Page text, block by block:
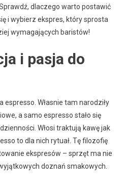
dlaczego warto postawić
i wybierz ekspres, który sprosta
wymagających baristów!
i pasja do
espresso. Własnie tam narodziły
a samo espresso stało się
Włosi traktują kawę jak
to dla nich rytuał. Tę filozofię
ekspresów – sprzęt ma nie
doznań smakowych.